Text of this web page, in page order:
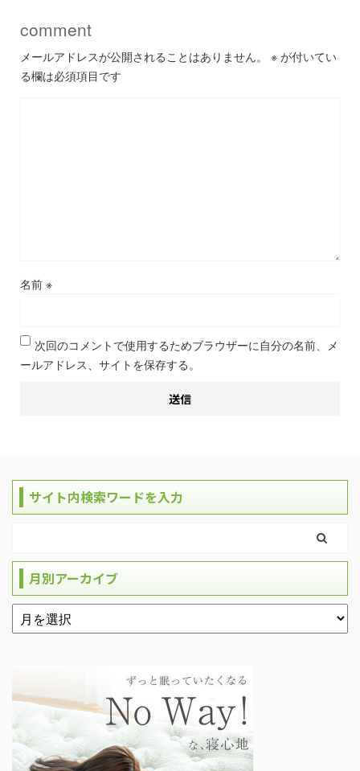
comment
メールアドレスが公開されることはありません。 ※ が付いてい
る欄は必須項目です
名前 ※
次回のコメントで使用するためブラウザーに自分の名前、メ
ールアドレス、サイトを保存する。
サイト内検索ワードを入力
月別アーカイブ